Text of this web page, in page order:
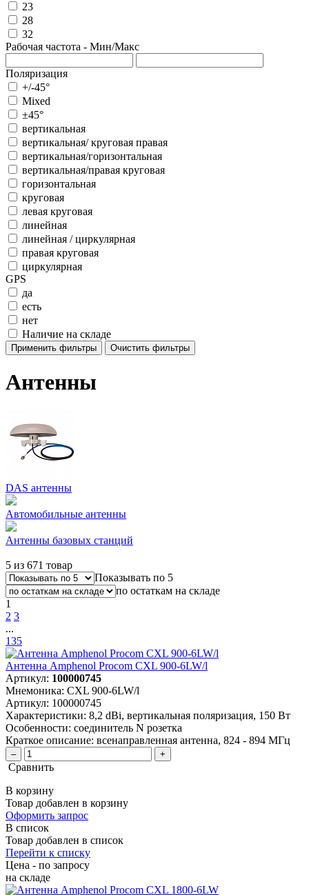
23
28
32
Рабочая частота - Мин/Макс
Поляризация
+/-45°
Mixed
±45°
вертикальная
вертикальная/ круговая правая
вертикальная/горизонтальная
вертикальная/правая круговая
горизонтальная
круговая
левая круговая
линейная
линейная / циркулярная
правая круговая
циркулярная
GPS
да
есть
нет
Наличие на складе
Применить фильтры Очистить фильтры
Антенны
DAS антенны
Автомобильные антенны
Антенны базовых станций
5 из 671 товар
Показывать по 5
по остаткам на складе
1
2 3
...
135
Антенна Amphenol Procom CXL 900-6LW/l
Артикул: 100000745
Мнемоника: CXL 900-6LW/l
Артикул: 100000745
Характеристики: 8,2 dBi, вертикальная поляризация, 150 Вт
Особенности: соединитель N розетка
Краткое описание: всенаправленная антенна, 824 - 894 МГц
– +
Сравнить
В корзину
Товар добавлен в корзину
Оформить запрос
В список
Товар добавлен в список
Перейти к списку
Цена - по запросу
на складе